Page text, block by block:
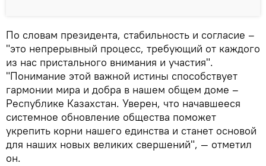
По словам президента, стабильность и согласие –
"это непрерывный процесс, требующий от каждого
из нас пристального внимания и участия".
"Понимание этой важной истины способствует
гармонии мира и добра в нашем общем доме –
Республике Казахстан. Уверен, что начавшееся
системное обновление общества поможет
укрепить корни нашего единства и станет основой
для наших новых великих свершений", — отметил
он.